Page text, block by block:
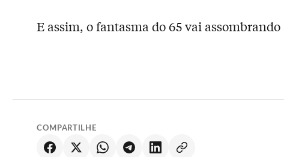
E assim, o fantasma do 65 vai assombrando
COMPARTILHE